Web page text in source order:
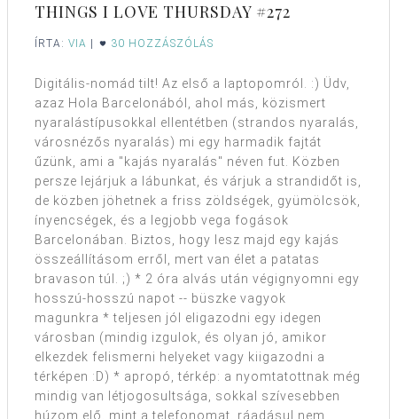
THINGS I LOVE THURSDAY #272
ÍRTA: VIA 30 HOZZÁSZÓLÁS
Digitális-nomád tilt! Az első a laptopomról. :) Üdv,
azaz Hola Barcelonából, ahol más, közismert
nyaralástípusokkal ellentétben (strandos nyaralás,
városnézős nyaralás) mi egy harmadik fajtát
űzünk, ami a "kajás nyaralás" néven fut. Közben
persze lejárjuk a lábunkat, és várjuk a strandidőt is,
de közben jöhetnek a friss zöldségek, gyümölcsök,
ínyencségek, és a legjobb vega fogások
Barcelonában. Biztos, hogy lesz majd egy kajás
összeállításom erről, mert van élet a patatas
bravason túl. ;) * 2 óra alvás után végignyomni egy
hosszú-hosszú napot -- büszke vagyok
magunkra * teljesen jól eligazodni egy idegen
városban (mindig izgulok, és olyan jó, amikor
elkezdek felismerni helyeket vagy kiigazodni a
térképen :D) * apropó, térkép: a nyomtatottnak még
mindig van létjogosultsága, sokkal szívesebben
húzom elő, mint a telefonomat, ráadásul nem